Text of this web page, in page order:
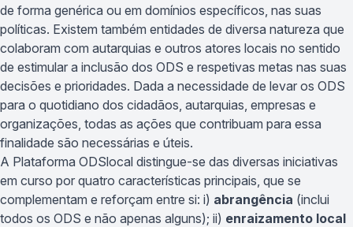
de forma genérica ou em domínios específicos, nas suas
políticas. Existem também entidades de diversa natureza que
colaboram com autarquias e outros atores locais no sentido
de estimular a inclusão dos ODS e respetivas metas nas suas
decisões e prioridades. Dada a necessidade de levar os ODS
para o quotidiano dos cidadãos, autarquias, empresas e
organizações, todas as ações que contribuam para essa
finalidade são necessárias e úteis.
A Plataforma ODSlocal distingue-se das diversas iniciativas
em curso por quatro características principais, que se
complementam e reforçam entre si: i) abrangência (inclui
todos os ODS e não apenas alguns); ii) enraizamento local